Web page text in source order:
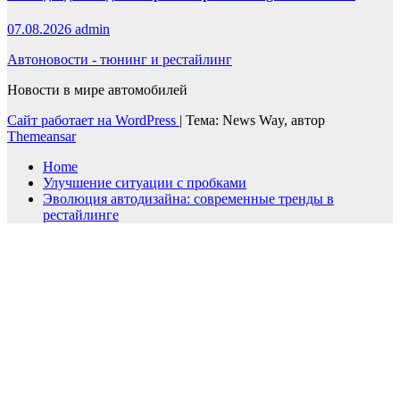
07.08.2026 admin
Автоновости - тюнинг и рестайлинг
Новости в мире автомобилей
Сайт работает на WordPress | Тема: News Way, автор
Themeansar
Home
Улучшение ситуации с пробками
Эволюция автодизайна: современные тренды в
рестайлинге